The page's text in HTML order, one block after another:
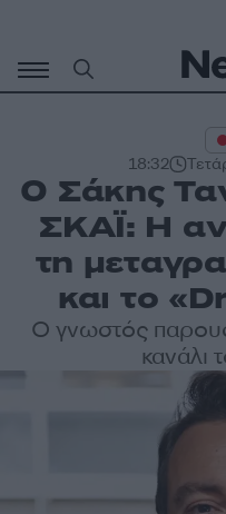
περιεχόμενο
18:32
Ο Σάκης
ΣΚΑΪ: Η
τη
και το
Ο γνωστός
κανάλι